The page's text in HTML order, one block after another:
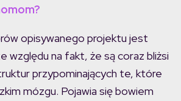
opisywanego projektu jest
względu na fakt, że są coraz bliżsi
przypominających te, które
mózgu. Pojawia się bowiem